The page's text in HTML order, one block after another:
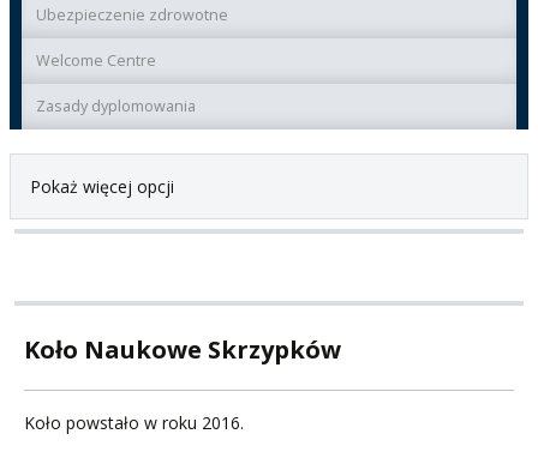
Ubezpieczenie zdrowotne
Welcome Centre
Zasady dyplomowania
Pokaż więcej opcji
Koło Naukowe Skrzypków
Koło powstało w roku 2016.